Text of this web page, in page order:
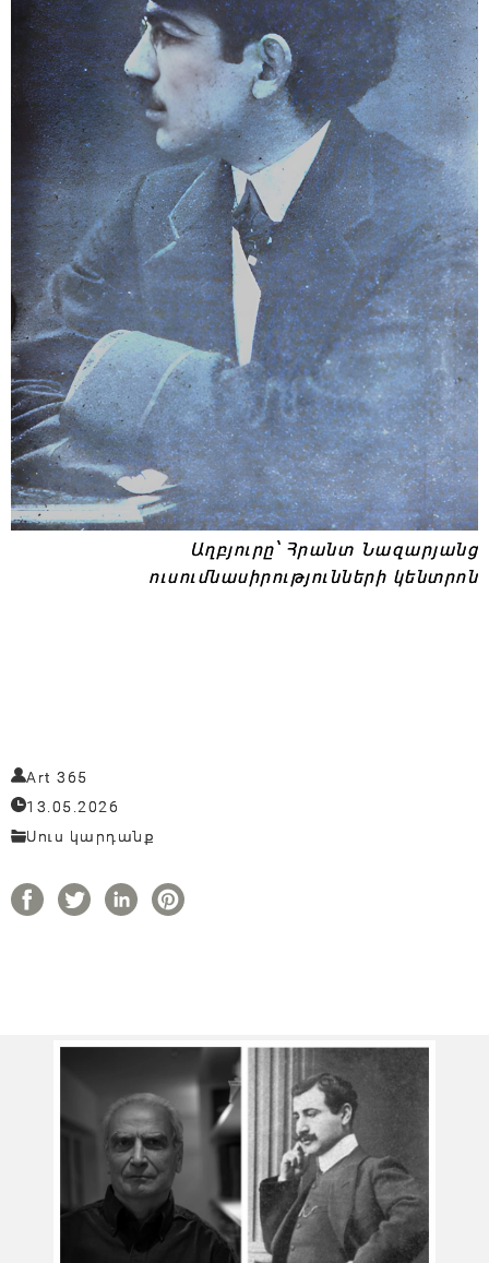
Աղբյուրը՝ Հրանտ Նազարյանց
ուսումնասիրությունների կենտրոն
Art 365
13.05.2026
Սուս կարդանք